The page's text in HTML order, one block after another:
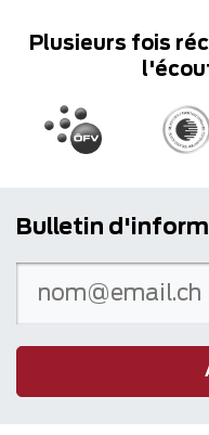
Plusieurs fois
Bulletin